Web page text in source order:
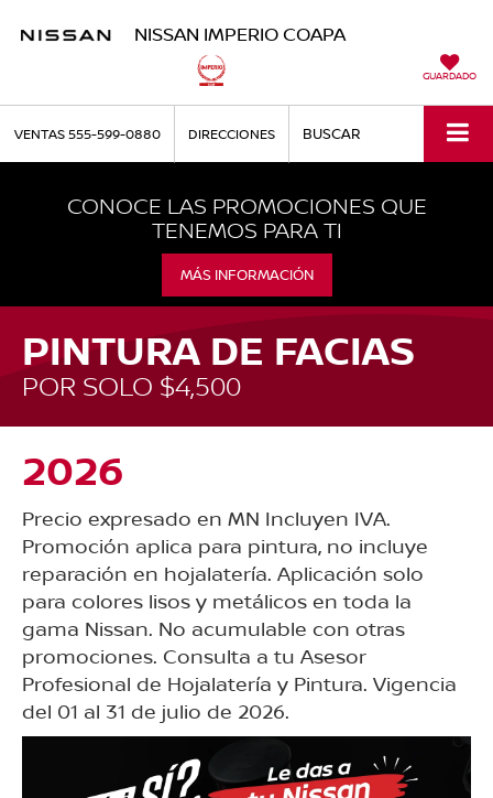
NISSAN IMPERIO COAPA
GUARDADO
VENTAS555-599-0880 DIRECCIONES BUSCAR
CONOCE LAS PROMOCIONES QUE
TENEMOS PARA TI
MÁS INFORMACIÓN
PINTURA DE FACIAS
POR SOLO $4,500
2026
Precio expresado en MN Incluyen IVA.
Promoción aplica para pintura, no incluye
reparación en hojalatería. Aplicación solo
para colores lisos y metálicos en toda la
gama Nissan. No acumulable con otras
promociones. Consulta a tu Asesor
Profesional de Hojalatería y Pintura. Vigencia
del 01 al 31 de julio de 2026.